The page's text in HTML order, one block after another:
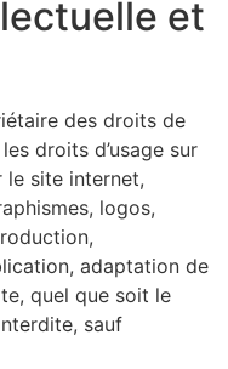
et
des droits de
droits d’usage sur
le site internet,
logos,
adaptation de
quel que soit le
sauf